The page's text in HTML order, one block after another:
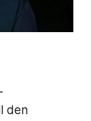
den